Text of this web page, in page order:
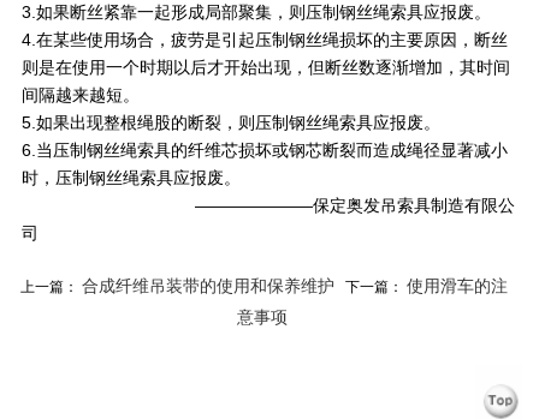
3.如果断丝紧靠一起形成局部聚集，则压制钢丝绳索具应报废。
4.在某些使用场合，疲劳是引起压制钢丝绳损坏的主要原因，断丝
则是在使用一个时期以后才开始出现，但断丝数逐渐增加，其时间
间隔越来越短。
5.如果出现整根绳股的断裂，则压制钢丝绳索具应报废。
6.当压制钢丝绳索具的纤维芯损坏或钢芯断裂而造成绳径显著减小
时，压制钢丝绳索具应报废。
———————保定奥发吊索具制造有限公
司
上一篇： 合成纤维吊装带的使用和保养维护 下一篇：
使用滑车的注
意事项